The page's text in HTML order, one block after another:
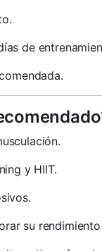
de
y HIIT.
su